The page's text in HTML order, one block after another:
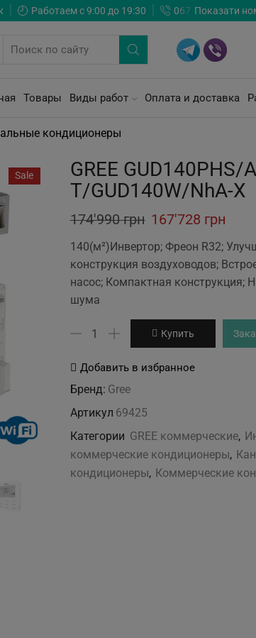
Работаем с 9:00 до 19:30 067 Показати
Товары Виды работ Оплата и доставка
кондиционеры
Sale
GREE GUD140PHS/
T/GUD140W/NhA-X
174'990грн Original
price
was:
174'990 грн.
167'728 грн
price
is:
140(м²)Инвертор; Фреон R32;
конструкция воздуховодов;
насос; Компактная конструкция;
шума
Количество
GREE
GUD140PHS/A-
X
Купить
Добавить в избранное
Бренд: Gree
Артикул 69425
Категории GREE коммерческие,
коммерческие кондиционеры,
кондиционеры, Коммерческие